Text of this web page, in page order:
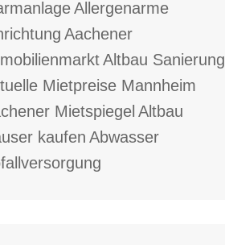
Allergenarme
Aachener
Altbau Sanierung
Mietpreise Mannheim
Mietspiegel Altbau
kaufen Abwasser